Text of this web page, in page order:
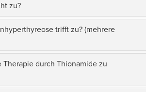
zu?
trifft zu? (mehrere
durch Thionamide zu